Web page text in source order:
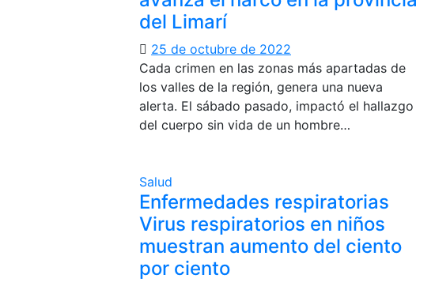
del Limarí
25 de octubre de 2022
Cada crimen en las zonas más apartadas de
los valles de la región, genera una nueva
alerta. El sábado pasado, impactó el hallazgo
del cuerpo sin vida de un hombre…
Salud
Enfermedades respiratorias
Virus respiratorios en niños
muestran aumento del ciento
por ciento